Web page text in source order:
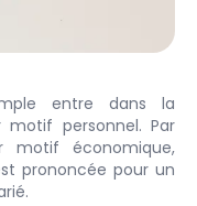
entre dans la
personnel. Par
motif économique,
prononcée pour un